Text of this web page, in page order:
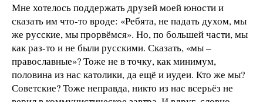
Мне хотелось поддержать друзей моей юности и
сказать им что-то вроде: «Ребята, не падать духом, мы
же русские, мы прорвёмся». Но, по большей части, мы
как раз-то и не были русскими. Сказать, «мы –
православные»? Тоже не в точку, как минимум,
половина из нас католики, да ещё и иудеи. Кто же мы?
Советские? Тоже неправда, никто из нас всерьёз не